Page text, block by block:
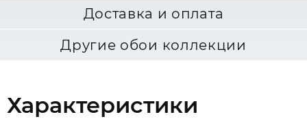
Доставка и оплата
Другие обои коллекции
Характеристики